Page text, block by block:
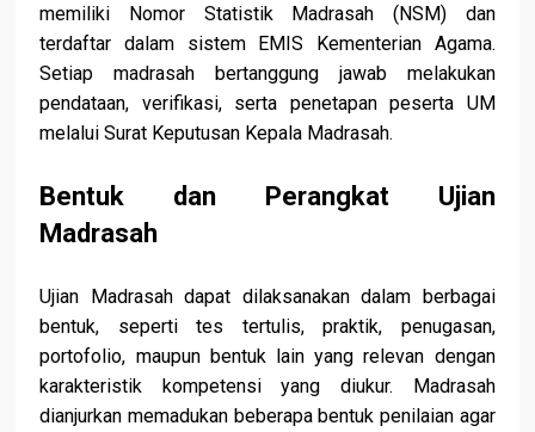
memiliki Nomor Statistik Madrasah (NSM) dan
terdaftar dalam sistem EMIS Kementerian Agama.
Setiap madrasah bertanggung jawab melakukan
pendataan, verifikasi, serta penetapan peserta UM
melalui Surat Keputusan Kepala Madrasah.
Bentuk dan Perangkat Ujian
Madrasah
Ujian Madrasah dapat dilaksanakan dalam berbagai
bentuk, seperti tes tertulis, praktik, penugasan,
portofolio, maupun bentuk lain yang relevan dengan
karakteristik kompetensi yang diukur. Madrasah
dianjurkan memadukan beberapa bentuk penilaian agar